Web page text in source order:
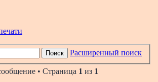
Поиск Расширенный поиск
• Страница 1 из 1